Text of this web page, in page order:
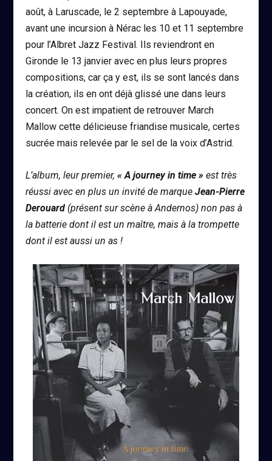
août, à Laruscade, le 2 septembre à Lapouyade,
avant une incursion à Nérac les 10 et 11 septembre
pour l’Albret Jazz Festival. Ils reviendront en
Gironde le 13 janvier avec en plus leurs propres
compositions, car ça y est, ils se sont lancés dans
la création, ils en ont déjà glissé une dans leurs
concert. On est impatient de retrouver March
Mallow cette délicieuse friandise musicale, certes
sucrée mais relevée par le sel de la voix d’Astrid.
L’album, leur premier,« A journey in time » est très
réussi avec en plus un invité de marqueJean-Pierre
Derouard (présent sur scène à Andernos) non pas à
la batterie dont il est un maître, mais à la trompette
dont il est aussi un as !